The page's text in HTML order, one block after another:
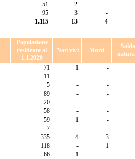
51 2
-
95 3
-
1.115 13
4
Popolazione
residente al
1.1.2020
Nati vivi Morti
Saldo
71 1
-
11 -
-
5 -
-
89 -
-
20 -
-
58 -
-
59 1
-
7 -
-
335 4
3
118 -
1
66 1
-